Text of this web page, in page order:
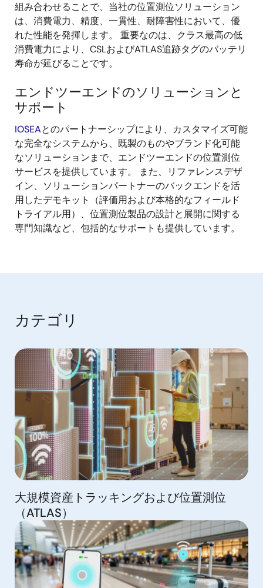
組み合わせることで、当社の位置測位ソリューション
は、消費電力、精度、一貫性、耐障害性において、優
れた性能を発揮します。 重要なのは、クラス最高の低
消費電力により、CSLおよびATLAS追跡タグのバッテリ
寿命が延びることです。
エンドツーエンドのソリューションと
サポート
IOSEAとのパートナーシップにより、カスタマイズ可能
な完全なシステムから、既製のものやブランド化可能
なソリューションまで、エンドツーエンドの位置測位
サービスを提供しています。 また、リファレンスデザ
イン、ソリューションパートナーのバックエンドを活
用したデモキット（評価用および本格的なフィールド
トライアル用）、位置測位製品の設計と展開に関する
専門知識など、包括的なサポートも提供しています。
カテゴリ
大規模資産トラッキングおよび位置測位
（ATLAS）